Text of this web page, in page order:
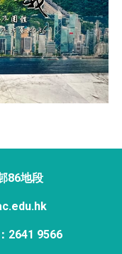
86地段
2641 9566